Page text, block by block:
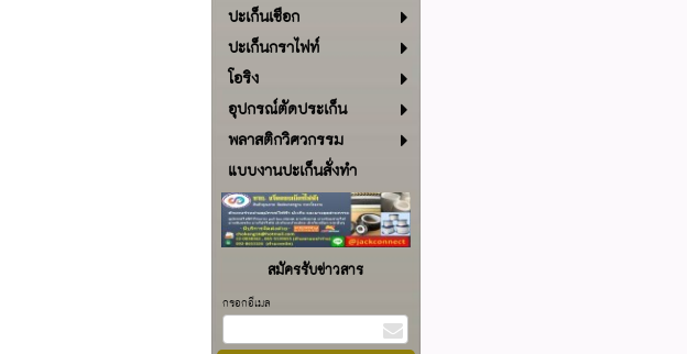
ปะเก็นเชือก
ปะเก็นกราไฟท์
โอริง
อุปกรณ์ตัดประเก็น
พลาสติกวิศวกรรม
แบบงานปะเก็นสั่งทำ
สมัครรับข่าวสาร
กรอกอีเมล